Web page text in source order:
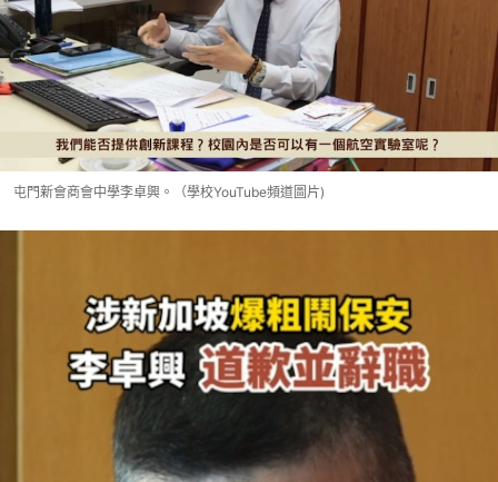
屯門新會商會中學李卓興。（學校YouTube頻道圖片)